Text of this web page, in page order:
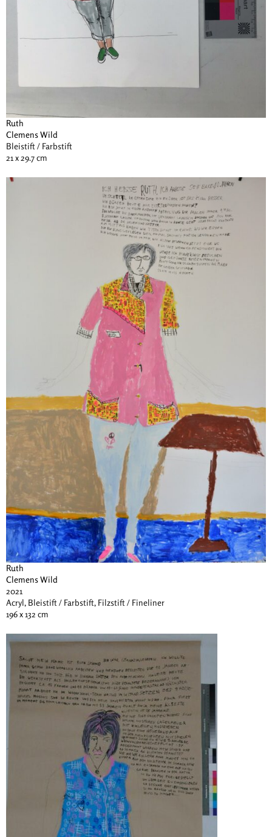
Ruth
Clemens Wild
Bleistift / Farbstift
21 x 29.7 cm
Ruth
Clemens Wild
2021
Acryl, Bleistift / Farbstift, Filzstift / Fineliner
196 x 132 cm